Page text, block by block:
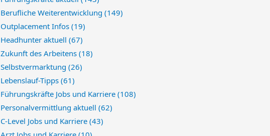
Berufliche Weiterentwicklung (149)
Outplacement Infos (19)
Headhunter aktuell (67)
Zukunft des Arbeitens (18)
Selbstvermarktung (26)
Lebenslauf-Tipps (61)
Führungskräfte Jobs und Karriere (108)
Personalvermittlung aktuell (62)
C-Level Jobs und Karriere (43)